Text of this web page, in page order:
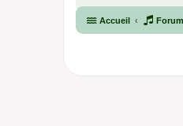
Accueil Forum